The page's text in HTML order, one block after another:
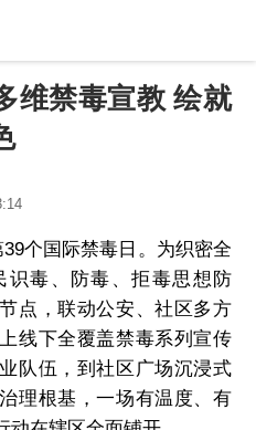
维禁毒宣教 绘就
个国际禁毒日。为织密全
识毒、防毒、拒毒思想防
点，联动公安、社区多方
线下全覆盖禁毒系列宣传
队伍，到社区广场沉浸式
理根基，一场有温度、有